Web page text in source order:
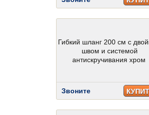
Гибкий шланг 200 см с
швом и системой
антискручивания хром
Звоните